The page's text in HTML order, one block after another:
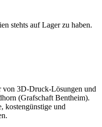
stehts auf Lager zu haben.
3D-Druck-Lösungen und
(Grafschaft Bentheim).
kostengünstige und